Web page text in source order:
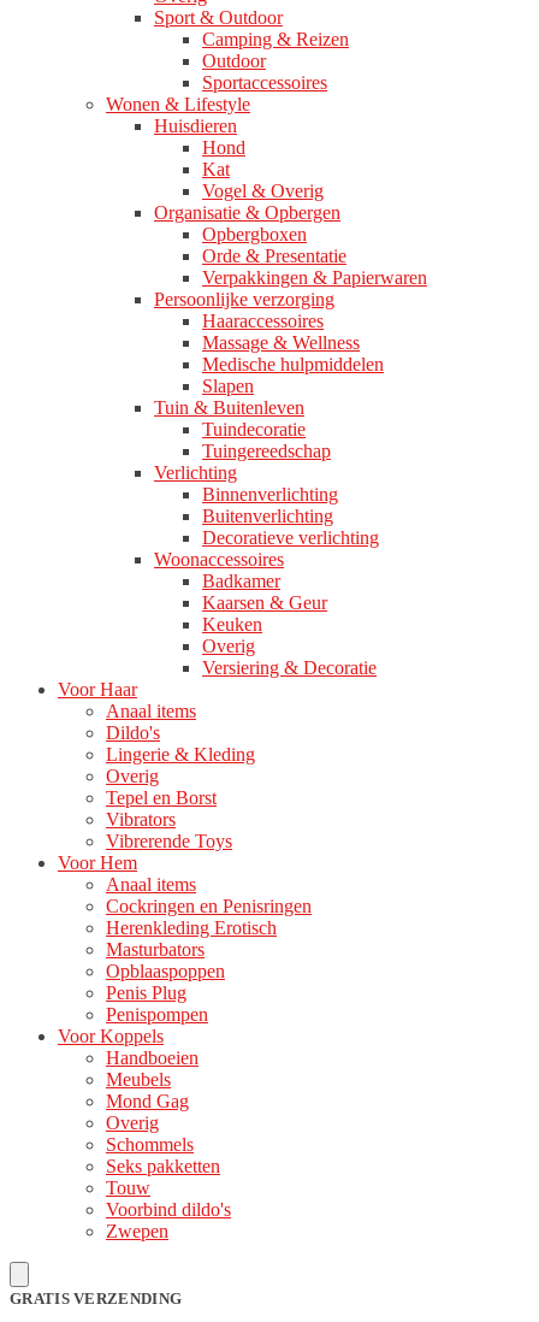
Sport & Outdoor
Camping & Reizen
Outdoor
Sportaccessoires
Wonen & Lifestyle
Huisdieren
Hond
Kat
Vogel & Overig
Organisatie & Opbergen
Opbergboxen
Orde & Presentatie
Verpakkingen & Papierwaren
Persoonlijke verzorging
Haaraccessoires
Massage & Wellness
Medische hulpmiddelen
Slapen
Tuin & Buitenleven
Tuindecoratie
Tuingereedschap
Verlichting
Binnenverlichting
Buitenverlichting
Decoratieve verlichting
Woonaccessoires
Badkamer
Kaarsen & Geur
Keuken
Overig
Versiering & Decoratie
Voor Haar
Anaal items
Dildo's
Lingerie & Kleding
Overig
Tepel en Borst
Vibrators
Vibrerende Toys
Voor Hem
Anaal items
Cockringen en Penisringen
Herenkleding Erotisch
Masturbators
Opblaaspoppen
Penis Plug
Penispompen
Voor Koppels
Handboeien
Meubels
Mond Gag
Overig
Schommels
Seks pakketten
Touw
Voorbind dildo's
Zwepen
GRATIS VERZENDING